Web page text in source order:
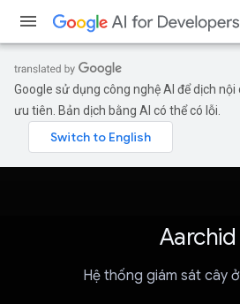
Google sử dụng công nghệ AI để dịch
ưu tiên. Bản dịch bằng AI có thể có lỗi.
Aarchid
Hệ thống giám sát cây